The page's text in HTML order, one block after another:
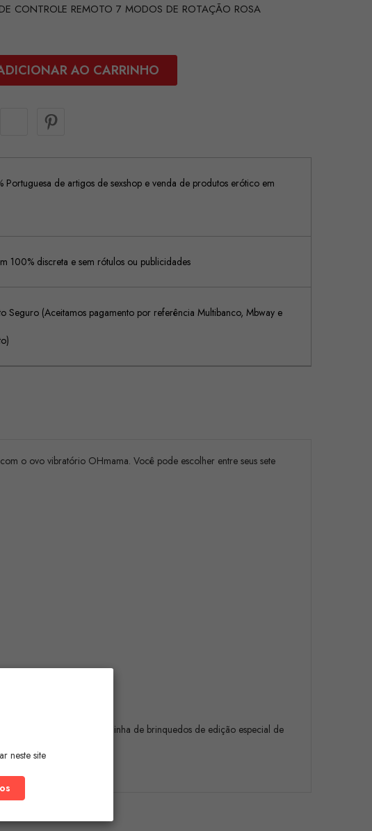
CONTROLE REMOTO 7 MODOS DE ROTAÇÃO ROSA
AO CARRINHO
Portuguesa de artigos de sexshop e venda de produtos erótico em
100% discreta e sem rótulos ou publicidades
Seguro (Aceitamos pagamento por referência Multibanco, Mbway e
o ovo vibratório OHmama. Você pode escolher entre seus sete
combinação única nesta linha de brinquedos de edição especial de
neste site